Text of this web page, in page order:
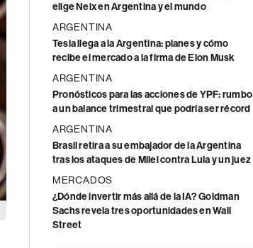
elige Neix en Argentina y el mundo
ARGENTINA
Tesla llega a la Argentina: planes y cómo
recibe el mercado a la firma de Elon Musk
ARGENTINA
Pronósticos para las acciones de YPF: rumbo
a un balance trimestral que podría ser récord
ARGENTINA
Brasil retira a su embajador de la Argentina
tras los ataques de Milei contra Lula y un juez
MERCADOS
¿Dónde invertir más allá de la IA? Goldman
Sachs revela tres oportunidades en Wall
Street